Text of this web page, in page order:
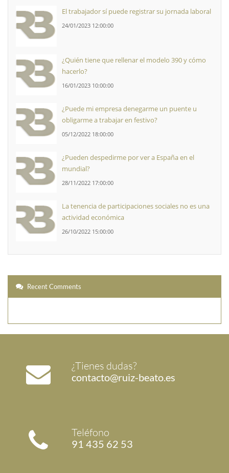
El trabajador sí puede registrar su jornada laboral
24/01/2023 12:00:00
¿Quién tiene que rellenar el modelo 390 y cómo
hacerlo?
16/01/2023 10:00:00
¿Puede mi empresa denegarme un puente u
obligarme a trabajar en festivo?
05/12/2022 18:00:00
¿Pueden despedirme por ver a España en el
mundial?
28/11/2022 17:00:00
La tenencia de participaciones sociales no es una
actividad económica
26/10/2022 15:00:00
Recent Comments
¿Tienes dudas?
contacto@ruiz-beato.es
Teléfono
91 435 62 53